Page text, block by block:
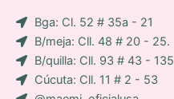
c
o
n
-
m
Bga: Cl. 52 # 35a - 21
B/meja: Cll. 48 # 20 - 25.
B/quilla: Cll. 93 # 43 - 135
Cúcuta: Cll. 11 # 2 - 53